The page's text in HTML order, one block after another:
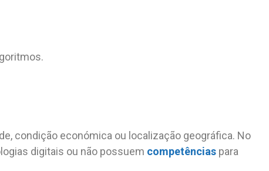
condição económica ou localização geográfica. No
digitais ou não possuem competências para